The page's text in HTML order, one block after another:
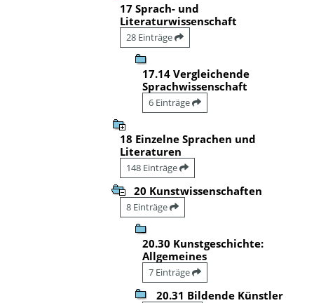
17 Sprach- und
Literaturwissenschaft
28 Einträge
17.14 Vergleichende
Sprachwissenschaft
6 Einträge
18 Einzelne Sprachen und
Literaturen
148 Einträge
20 Kunstwissenschaften
8 Einträge
20.30 Kunstgeschichte:
Allgemeines
7 Einträge
20.31 Bildende Künstler